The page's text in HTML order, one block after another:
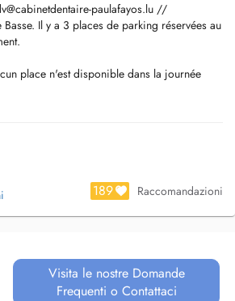
paulafayos.lu //
Basse. Il y a 3 places de parking réservées au
place n'est disponible dans la journée
le cabinet.
ses études dans le service de Prothèse et a
prothétique de lUniversité
(Barcelona, Espagne).
pendant 6 ans en tant que Dentiste
Elle aime aussi l' endodontie et a suivi
189 Raccomandazioni
Visita le nostre Domande
Frequenti o Contattaci